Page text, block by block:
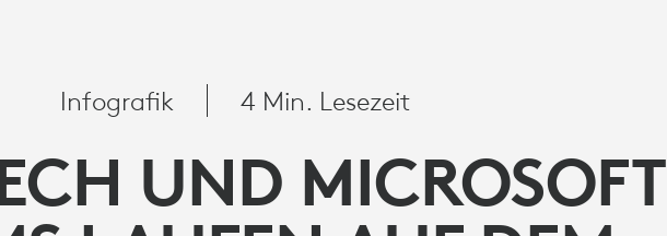
Infografik 4 Min. Lesezeit
UND MICROSOFT